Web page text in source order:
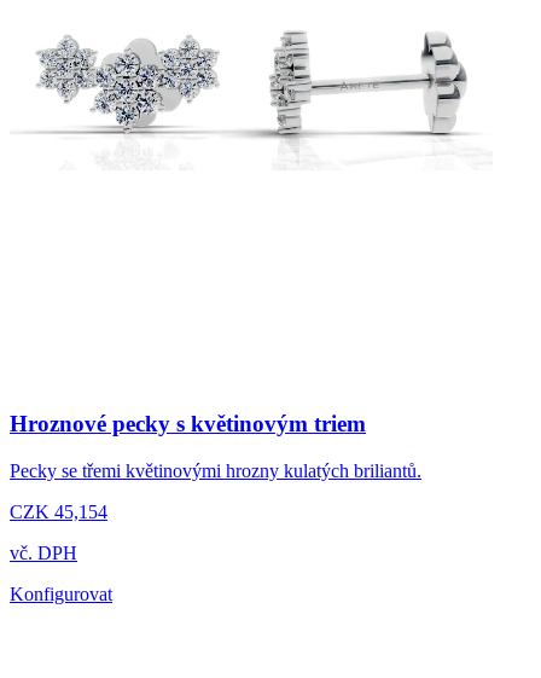
Hroznové pecky s květinovým triem
Pecky se třemi květinovými hrozny kulatých briliantů.
CZK 45,154
vč. DPH
Konfigurovat